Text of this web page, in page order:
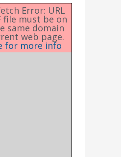
Error: URL
file must be on
same domain
web page.
for more info